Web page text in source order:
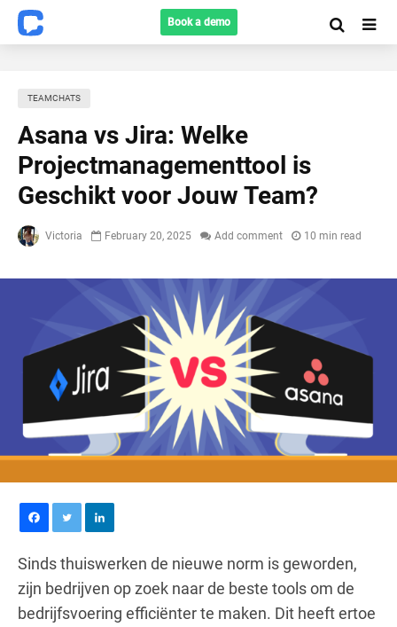
Book a demo
TEAMCHATS
Asana vs Jira: Welke
Projectmanagementtool is
Geschikt voor Jouw Team?
Victoria February 20, 2025 Add comment 10 min read
Sinds thuiswerken de nieuwe norm is geworden,
zijn bedrijven op zoek naar de beste tools om de
bedrijfsvoering efficiënter te maken. Dit heeft ertoe